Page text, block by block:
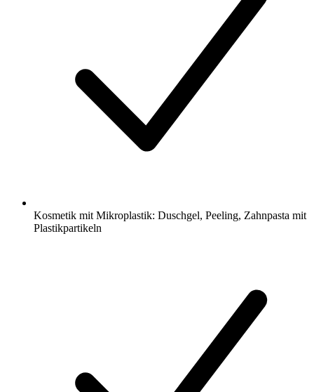
Kosmetik mit Mikroplastik: Duschgel, Peeling, Zahnpasta mit
Plastikpartikeln